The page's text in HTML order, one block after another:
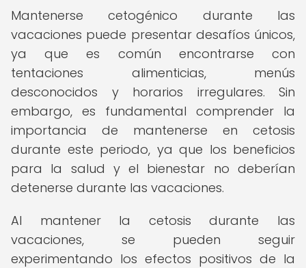
Mantenerse cetogénico durante las
vacaciones puede presentar desafíos únicos,
ya que es común encontrarse con
tentaciones alimenticias, menús
desconocidos y horarios irregulares. Sin
embargo, es fundamental comprender la
importancia de mantenerse en cetosis
durante este periodo, ya que los beneficios
para la salud y el bienestar no deberían
detenerse durante las vacaciones.
Al mantener la cetosis durante las
vacaciones, se pueden seguir
experimentando los efectos positivos de la